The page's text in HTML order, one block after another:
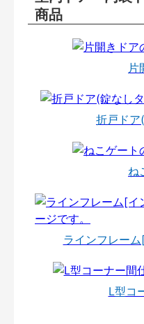
商品
片
折戸ドア
ね
ラインフレー
L型コ